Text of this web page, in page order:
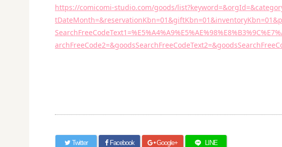
https://comicomi-studio.com/goods/
Twitter Facebook Google+ LINE